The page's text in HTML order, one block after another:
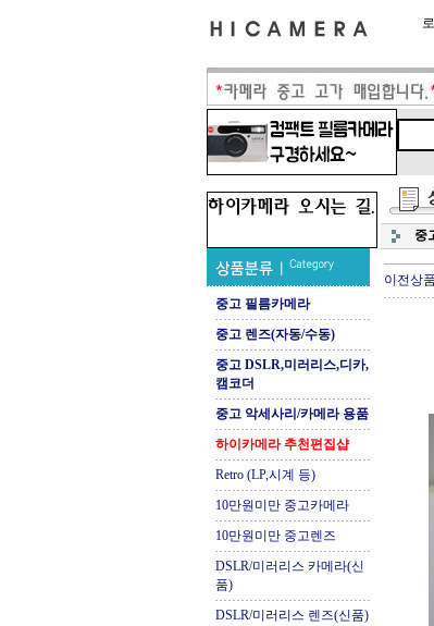
중고 필름카메라
중고 렌즈(자동/수동)
중고 DSLR,미러리스,디카,
캠코더
중고 악세사리/카메라 용품
하이카메라 추천편집샵
Retro (LP,시계 등)
10만원미만 중고카메라
10만원미만 중고렌즈
DSLR/미러리스 카메라(신
품)
DSLR/미러리스 렌즈(신품)
중
이전상품